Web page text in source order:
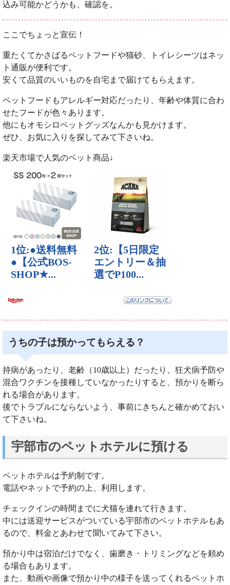
込み可能かどうかも、確認を。
ここでちょっと宣伝！
重たくてかさばるペットフードや猫砂、トイレシーツはネッ
ト通販が便利です。
安くて品質のいいものを自宅まで届けてもらえます。
ペットフードもアレルギー対応だったり、年齢や体質に合わ
せたフードが色々あります。
他にもオモシロペットグッズなんかも見かけます。
ぜひ、お気に入りを探してみて下さいね。
楽天市場で人気のペット商品↓
うちの子は預かってもらえる？
持病があったり、老齢（10歳以上）だったり、狂犬病予防や
混合ワクチンを接種していなかったりすると、預かりを断ら
れる場合があります。
後でトラブルにならないよう、事前にきちんと確かめておい
て下さいね。
宇部市のペットホテルに預ける
ペットホテルは予約制です。
電話やネットで予約の上、利用します。
チェックインの時間までに犬猫を連れて行きます。
中には送迎サービスがついている宇部市のペットホテルもあ
るので、料金とあわせて聞いてみて下さい。
預かり中は宿泊だけでなく、歯磨き・トリミングなどを頼め
る場合もあります。
また、動画や画像で預かり中の様子を送ってくれるペットホ